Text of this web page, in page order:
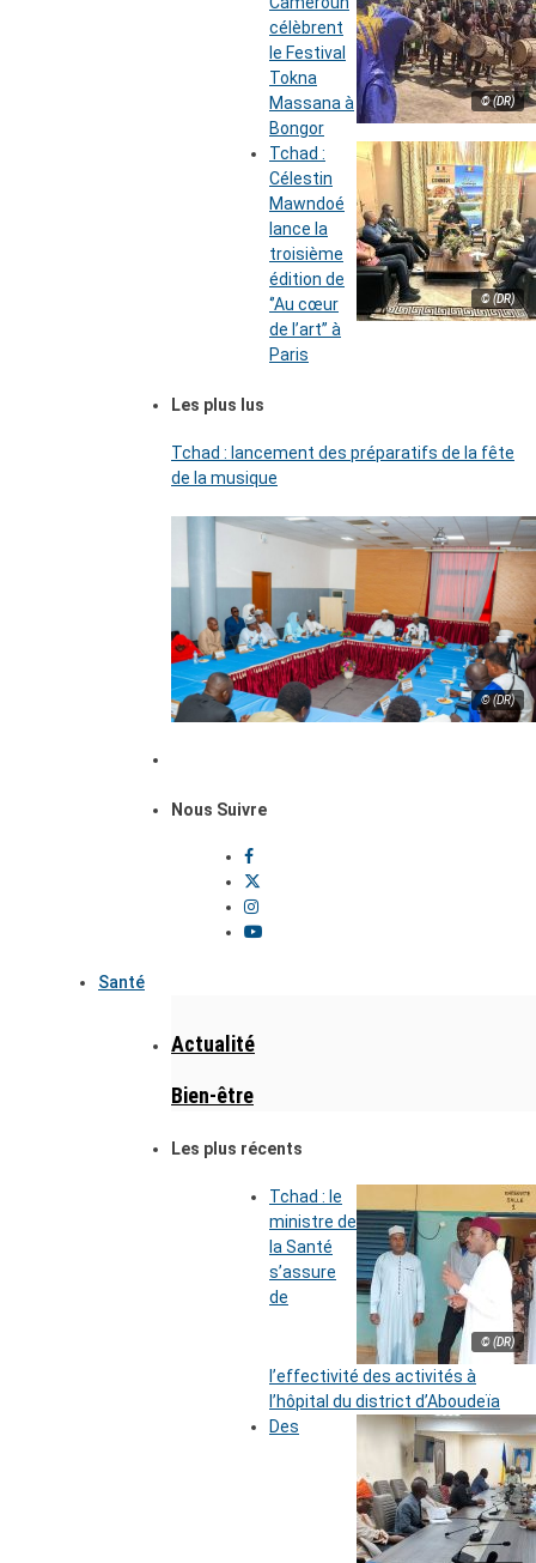
© (DR)
célèbrent
le Festival
Tokna
Massana à
Bongor
© (DR)
Tchad :
Célestin
Mawndoé
lance la
troisième
édition de
‘’Au cœur
de l’art’’ à
Paris
Les plus lus
Tchad : lancement des préparatifs de la fête
de la musique
© (DR)
Nous Suivre
Santé
Actualité
Bien-être
Les plus récents
© (DR)
Tchad : le
ministre de
la Santé
s’assure
de
l’effectivité des activités à
l’hôpital du district d’Aboudeïa
Des